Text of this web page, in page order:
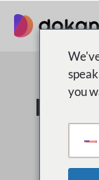
Inhalt
springen
Der
you